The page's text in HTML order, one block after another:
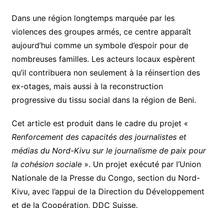
Dans une région longtemps marquée par les
violences des groupes armés, ce centre apparaît
aujourd’hui comme un symbole d’espoir pour de
nombreuses familles. Les acteurs locaux espèrent
qu’il contribuera non seulement à la réinsertion des
ex-otages, mais aussi à la reconstruction
progressive du tissu social dans la région de Beni.
Cet article est produit dans le cadre du projet «
Renforcement des capacités des journalistes et
médias du Nord-Kivu sur le journalisme de paix pour
la cohésion sociale ». Un projet exécuté par l’Union
Nationale de la Presse du Congo, section du Nord-
Kivu, avec l’appui de la Direction du Développement
et de la Coopération, DDC Suisse.